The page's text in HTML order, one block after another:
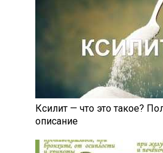
Ксилит — что это такое?
описание